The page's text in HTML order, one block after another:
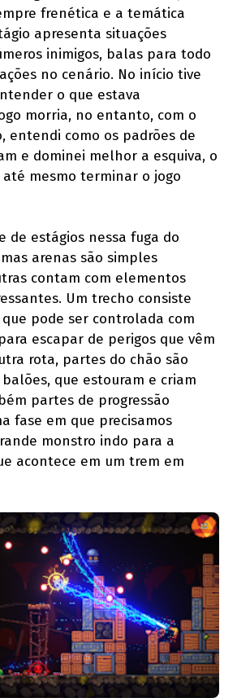
frenética e a temática
apresenta situações
inimigos, balas para todo
no cenário. No início tive
o que estava
morria, no entanto, com o
entendi como os padrões de
e dominei melhor a esquiva, o
mesmo terminar o jogo
de estágios nessa fuga do
arenas são simples
contam com elementos
Um trecho consiste
pode ser controlada com
escapar de perigos que vêm
rota, partes do chão são
que estouram e criam
partes de progressão
fase em que precisamos
monstro indo para a
acontece em um trem em